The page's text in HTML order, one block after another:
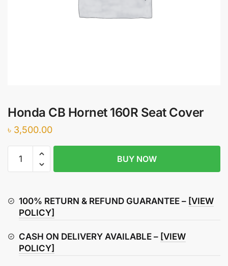
Honda CB Hornet 160R Seat Cover
৳ 3,500.00
Seat
Cover
BUY NOW
100% RETURN & REFUND GUARANTEE – [VIEW
POLICY]
CASH ON DELIVERY AVAILABLE – [VIEW
POLICY]